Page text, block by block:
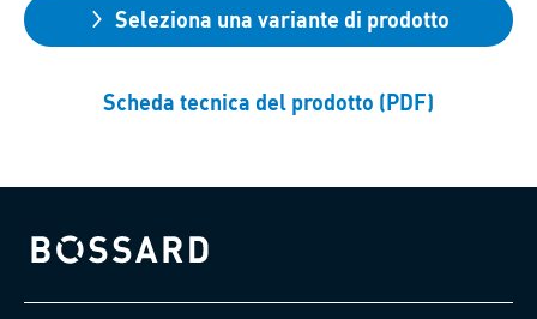
Seleziona una variante di prodotto
Scheda tecnica del prodotto (PDF)
Bossard homepage